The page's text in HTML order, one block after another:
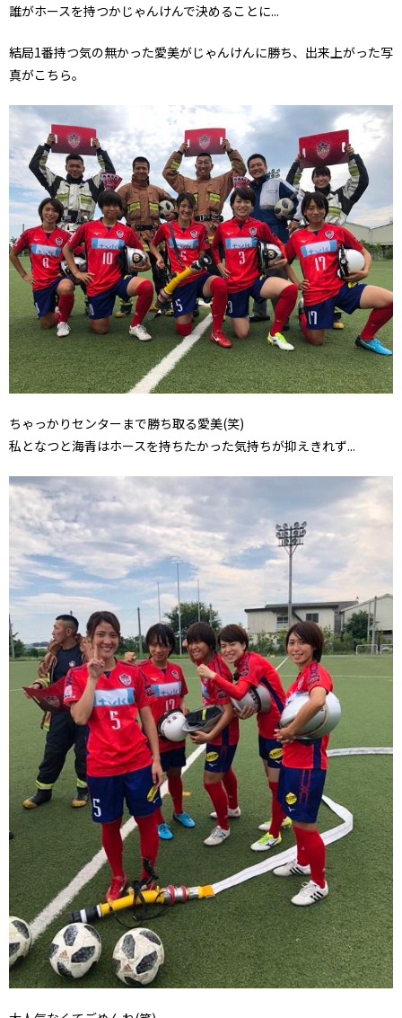
誰がホースを持つかじゃんけんで決めることに...
結局1番持つ気の無かった愛美がじゃんけんに勝ち、出来上がった写
真がこちら。
ちゃっかりセンターまで勝ち取る愛美(笑)
私となつと海青はホースを持ちたかった気持ちが抑えきれず...